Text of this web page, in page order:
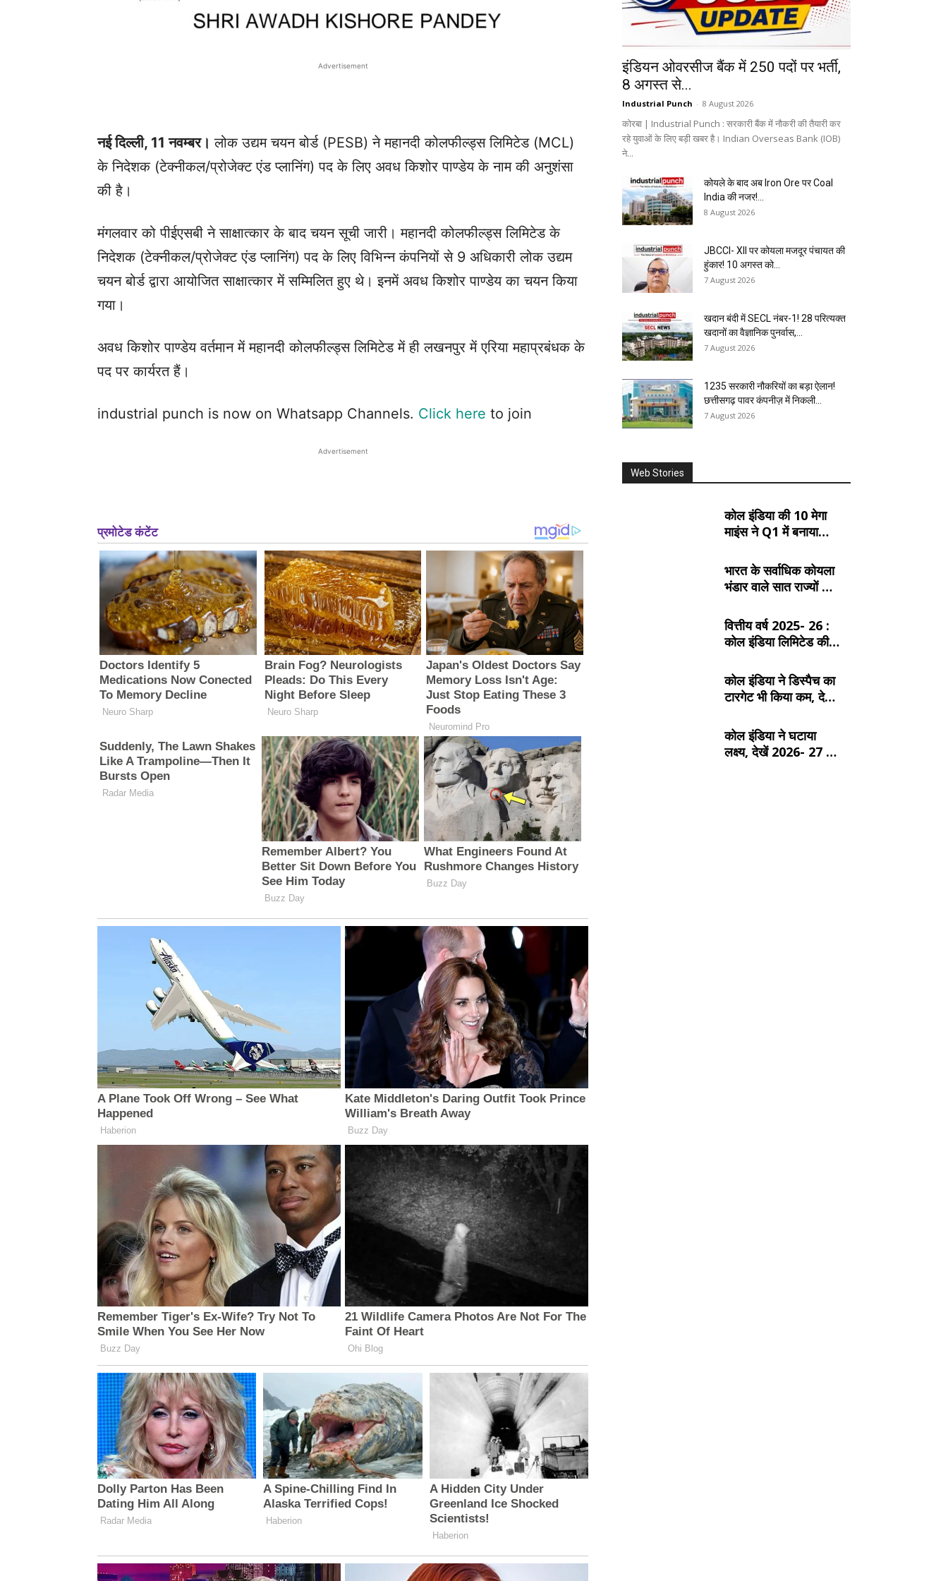
Advertisement
नई दिल्ली, 11 नवम्बर। लोक उद्यम चयन बोर्ड (PESB) ने महानदी कोलफील्ड्स लिमिटेड (MCL)
के निदेशक (टेक्नीकल/प्रोजेक्ट एंड प्लानिंग) पद के लिए अवध किशोर पाण्डेय के नाम की अनुशंसा
की है।
मंगलवार को पीईएसबी ने साक्षात्कार के बाद चयन सूची जारी। महानदी कोलफील्ड्स लिमिटेड के
निदेशक (टेक्नीकल/प्रोजेक्ट एंड प्लानिंग) पद के लिए विभिन्न कंपनियों से 9 अधिकारी लोक उद्यम
चयन बोर्ड द्वारा आयोजित साक्षात्कार में सम्मिलित हुए थे। इनमें अवध किशोर पाण्डेय का चयन किया
गया।
अवध किशोर पाण्डेय वर्तमान में महानदी कोलफील्ड्स लिमिटेड में ही लखनपुर में एरिया महाप्रबंधक के
पद पर कार्यरत हैं।
industrial punch is now on Whatsapp Channels. Click here to join
Advertisement
इंडियन ओवरसीज बैंक में 250 पदों पर भर्ती,
8 अगस्त से...
Industrial Punch - 8 August 2026
कोरबा | Industrial Punch : सरकारी बैंक में नौकरी की तैयारी कर
रहे युवाओं के लिए बड़ी खबर है। Indian Overseas Bank (IOB)
ने...
कोयले के बाद अब Iron Ore पर Coal
India की नजर!...
8 August 2026
JBCCI- XII पर कोयला मजदूर पंचायत की
हुंकार! 10 अगस्त को...
7 August 2026
खदान बंदी में SECL नंबर-1! 28 परित्यक्त
खदानों का वैज्ञानिक पुनर्वास,...
7 August 2026
1235 सरकारी नौकरियों का बड़ा ऐलान!
छत्तीसगढ़ पावर कंपनीज़ में निकली...
7 August 2026
Web Stories
कोल इंडिया की 10 मेगा
माइंस ने Q1 में बनाया
और MCL की खदानों का
दबदबा
भारत के सर्वाधिक कोयला
भंडार वाले सात राज्यों के
वित्तीय वर्ष 2025- 26 :
कोल इंडिया लिमिटेड की
कोल इंडिया ने डिस्पैच का
टारगेट भी किया कम, देखें
नया लक्ष्य
कोल इंडिया ने घटाया
लक्ष्य, देखें 2026- 27 का